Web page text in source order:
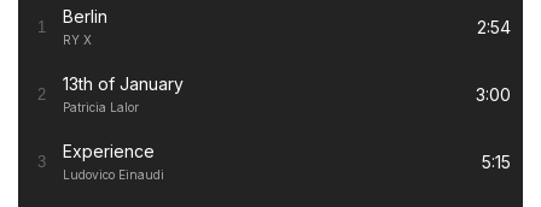
1 Berlin
RY X
2:54
2 13th of January
Patricia Lalor
3:00
3 Experience
Ludovico Einaudi
5:15